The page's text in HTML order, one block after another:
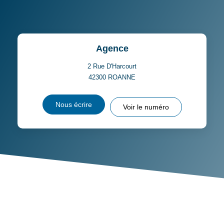
DISTANCE DE L'AÉROPORT :
Agence
2 Rue D'Harcourt
42300 ROANNE
Nous écrire Voir le numéro